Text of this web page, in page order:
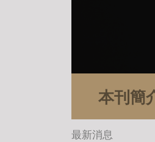
本刊簡
最新消息